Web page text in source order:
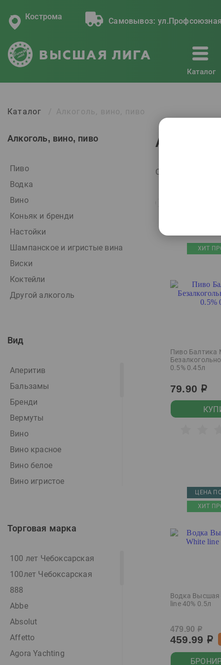
Кострома
Самовывоз:
Каталог
Каталог Алкоголь, вино, пиво
Алкоголь, вино, пиво
Пиво
Водка
Вино
Коньяк и бренди
Настойки
Шампанское и игристые вина
Виски
Коктейли
Другой алкоголь
Вид
Аперитив
Бальзамы
Бренди
Вермуты
Вино
Вино красное
Вино белое
Вино игристое
Вино розовое
Виски
Водка
Водка особая
Джин
Дистиллят
Игристое вино
Коктейль
Торговая марка
100 лет Чебоксарская
100лет Чебоксарская
888
Abbe
Absolut
Affetto
Agora Yachting
Сортировать по:
ХИТ
Пиво Балтика
0.5% 0.45л
79.90 р
ЦЕНА
ХИТ
Водка Высшая
line 40% 0.5л
479.90 р
459.99 р